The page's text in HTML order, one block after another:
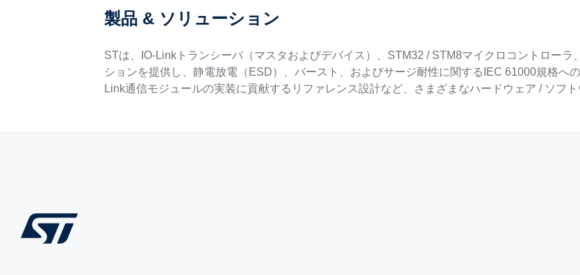
製品 & ソリューション
STは、IO-Linkトランシーバ（マスタおよびデバイス）、STM32 / STM8マイクロコントロー
ションを提供し、静電放電（ESD）、バースト、およびサージ耐性に関するIEC 61000規格へ
Link通信モジュールの実装に貢献するリファレンス設計など、さまざまなハードウェア / ソフ